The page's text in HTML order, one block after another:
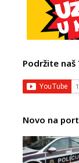
Podržite naš
Novo na